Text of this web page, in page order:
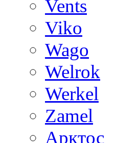
Vents
Viko
Wago
Welrok
Werkel
Zamel
Арктос